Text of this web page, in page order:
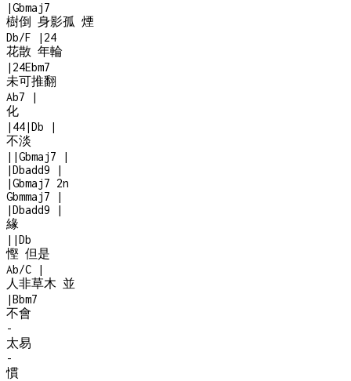
|Gbmaj7
樹倒 身影孤 煙
Db/F
| 24
花散 年輪
| 24Ebm7
未可推翻
Ab7
|
化
| 44|Db
|
不淡
| |Gbmaj7
|
|Dbadd9
|
|Gbmaj7 2n
Gbmmaj7
|
|Dbadd9
|
緣
| |Db
慳 但是
Ab/C
|
人非草木 並
|Bbm7
不會
-
太易
-
慣